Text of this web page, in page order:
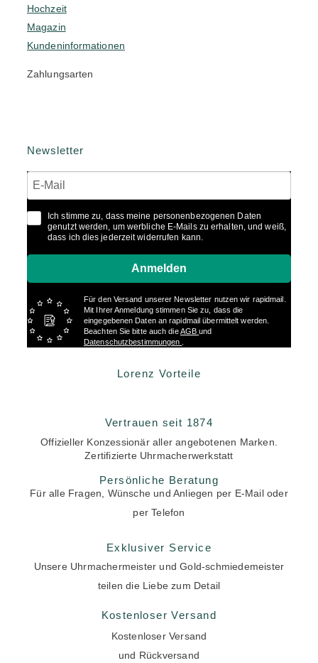
Hochzeit
Magazin
Kundeninformationen
Zahlungsarten
Newsletter
Ich stimme zu, dass meine personenbezogenen Daten
genutzt werden, um werbliche E-Mails zu erhalten, und weiß,
dass ich dies jederzeit widerrufen kann.
Anmelden
Für den Versand unserer Newsletter nutzen wir rapidmail.
Mit Ihrer Anmeldung stimmen Sie zu, dass die
eingegebenen Daten an rapidmail übermittelt werden.
Beachten Sie bitte auch dieAGBund
Datenschutzbestimmungen
Lorenz Vorteile
Vertrauen seit 1874
Offizieller Konzessionär aller angebotenen Marken.
Zertifizierte Uhrmacherwerkstatt
Persönliche Beratung
Für alle Fragen, Wünsche und Anliegen per E-Mail oder
per Telefon
Exklusiver Service
Unsere Uhrmachermeister und Gold-schmiedemeister
teilen die Liebe zum Detail
Kostenloser Versand
Kostenloser Versand
und Rückversand